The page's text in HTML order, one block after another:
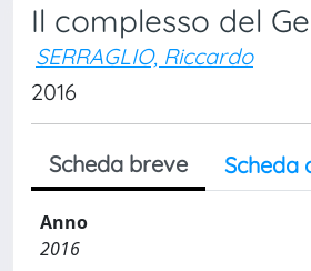
Il complesso del
SERRAGLIO, Riccardo
2016
Scheda breve Scheda
Anno
2016